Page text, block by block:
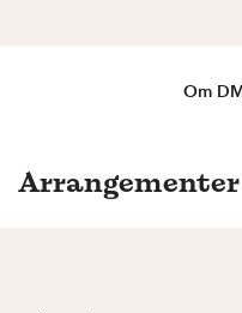
Om
Arrangementer